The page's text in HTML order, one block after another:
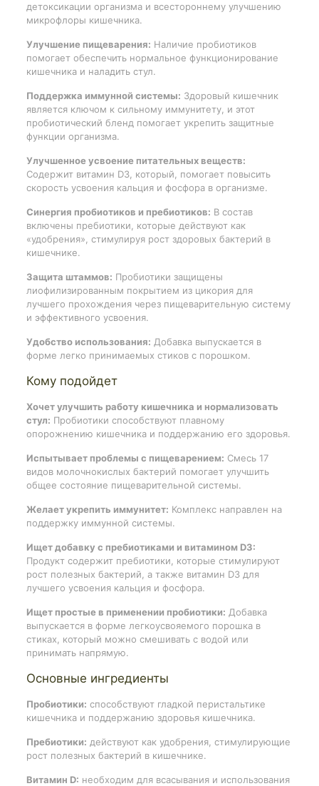
детоксикации организма и всестороннему улучшению
микрофлоры кишечника.
Улучшение пищеварения: Наличие пробиотиков
помогает обеспечить нормальное функционирование
кишечника и наладить стул.
Поддержка иммунной системы: Здоровый кишечник
является ключом к сильному иммунитету, и этот
пробиотический бленд помогает укрепить защитные
функции организма.
Улучшенное усвоение питательных веществ:
Содержит витамин D3, который, помогает повысить
скорость усвоения кальция и фосфора в организме.
Синергия пробиотиков и пребиотиков: В состав
включены пребиотики, которые действуют как
«удобрения», стимулируя рост здоровых бактерий в
кишечнике.
Защита штаммов: Пробиотики защищены
лиофилизированным покрытием из цикория для
лучшего прохождения через пищеварительную систему
и эффективного усвоения.
Удобство использования: Добавка выпускается в
форме легко принимаемых стиков с порошком.
Кому подойдет
Хочет улучшить работу кишечника и нормализовать
стул: Пробиотики способствуют плавному
опорожнению кишечника и поддержанию его здоровья.
Испытывает проблемы с пищеварением: Смесь 17
видов молочнокислых бактерий помогает улучшить
общее состояние пищеварительной системы.
Желает укрепить иммунитет: Комплекс направлен на
поддержку иммунной системы.
Ищет добавку с пребиотиками и витамином D3:
Продукт содержит пребиотики, которые стимулируют
рост полезных бактерий, а также витамин D3 для
лучшего усвоения кальция и фосфора.
Ищет простые в применении пробиотики: Добавка
выпускается в форме легкоусвояемого порошка в
стиках, который можно смешивать с водой или
принимать напрямую.
Основные ингредиенты
Пробиотики: способствуют гладкой перистальтике
кишечника и поддержанию здоровья кишечника.
Пребиотики: действуют как удобрения, стимулирующие
рост полезных бактерий в кишечнике.
Витамин D: необходим для всасывания и использования